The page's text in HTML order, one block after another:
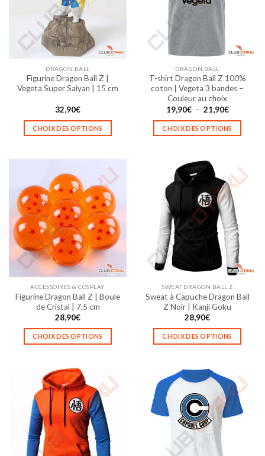
DRAGON BALL
Figurine Dragon Ball Z |
Vegeta Super Saiyan | 15 cm
32,90€
CHOIX DES OPTIONS
plusieurs
variations.
Les
options
peuvent
être
choisies
sur
la
page
du
produit
DRAGON BALL
T-shirt Dragon Ball Z 100%
coton | Vegeta 3 bandes –
Couleur au choix
19,90€ – 21,90€Plage
prix :
19,90€
CHOIX DES OPTIONS
a
plusieurs
variations.
Les
options
peuvent
choisies
page
du
produit
ACCESSOIRES & COSPLAY
Figurine Dragon Ball Z | Boule
de Cristal | 7,5 cm
28,90€
CHOIX DES OPTIONS
a
plusieurs
variations.
Les
options
peuvent
être
SWEAT DRAGON BALL Z
Sweat à Capuche Dragon Ball
Z Noir | Kanji Goku
28,90€
CHOIX DES OPTIONS
a
plusieurs
variations.
Les
options
peuvent
être